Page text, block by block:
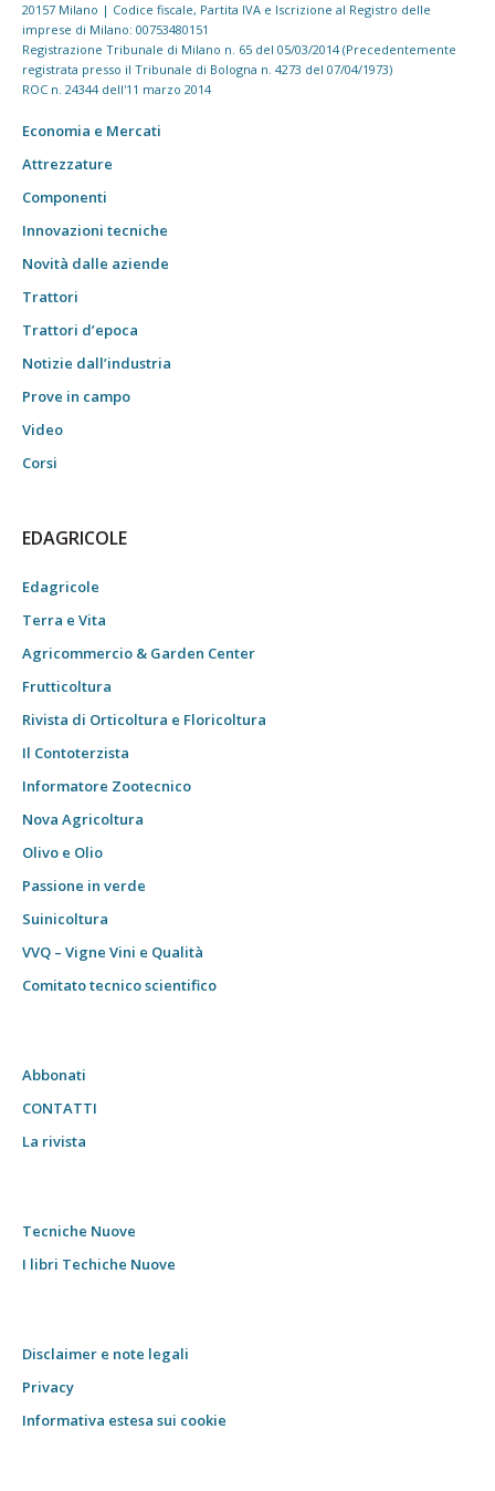
20157 Milano | Codice fiscale, Partita IVA e Iscrizione al Registro delle
imprese di Milano: 00753480151
Registrazione Tribunale di Milano n. 65 del 05/03/2014 (Precedentemente
registrata presso il Tribunale di Bologna n. 4273 del 07/04/1973)
ROC n. 24344 dell'11 marzo 2014
Economia e Mercati
Attrezzature
Componenti
Innovazioni tecniche
Novità dalle aziende
Trattori
Trattori d’epoca
Notizie dall’industria
Prove in campo
Video
Corsi
EDAGRICOLE
Edagricole
Terra e Vita
Agricommercio & Garden Center
Frutticoltura
Rivista di Orticoltura e Floricoltura
Il Contoterzista
Informatore Zootecnico
Nova Agricoltura
Olivo e Olio
Passione in verde
Suinicoltura
VVQ – Vigne Vini e Qualità
Comitato tecnico scientifico
Abbonati
CONTATTI
La rivista
Tecniche Nuove
I libri Techiche Nuove
Disclaimer e note legali
Privacy
Informativa estesa sui cookie